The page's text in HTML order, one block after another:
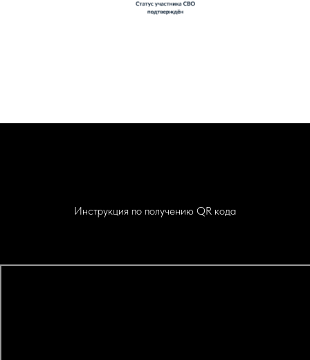
Инструкция по получению QR кода